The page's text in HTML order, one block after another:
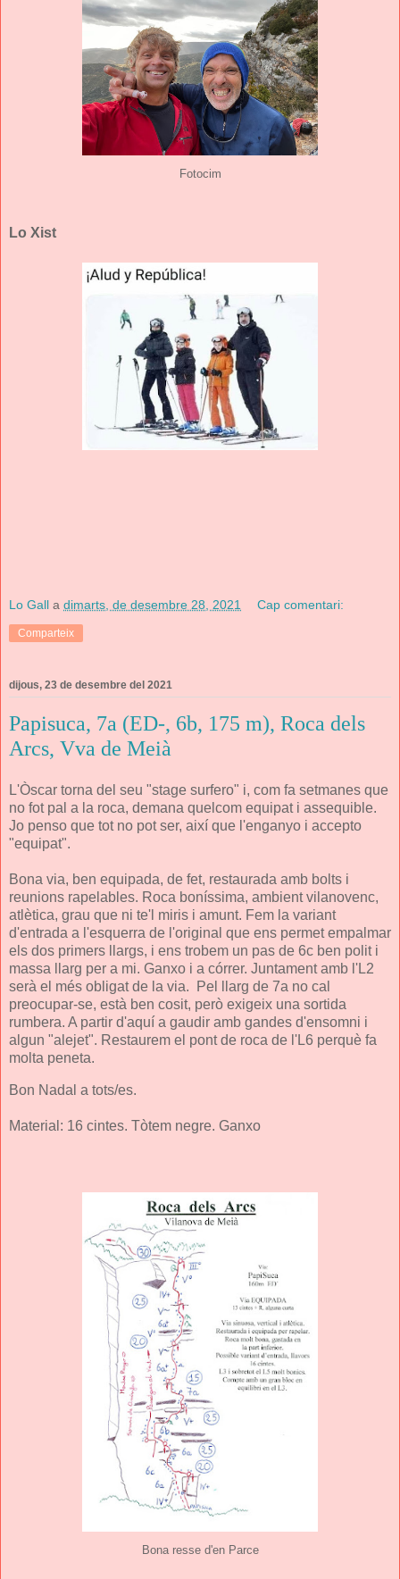
Fotocim
Lo Xist
Lo Gall a dimarts, de desembre 28, 2021 Cap comentari:
Comparteix
dijous, 23 de desembre del 2021
Papisuca, 7a (ED-, 6b, 175 m), Roca dels
Arcs, Vva de Meià
L'Òscar torna del seu "stage surfero" i, com fa setmanes que
no fot pal a la roca, demana quelcom equipat i assequible.
Jo penso que tot no pot ser, així que l'enganyo i accepto
"equipat".
Bona via, ben equipada, de fet, restaurada amb bolts i
reunions rapelables. Roca boníssima, ambient vilanovenc,
atlètica, grau que ni te'l miris i amunt. Fem la variant
d'entrada a l'esquerra de l'original que ens permet empalmar
els dos primers llargs, i ens trobem un pas de 6c ben polit i
massa llarg per a mi. Ganxo i a córrer. Juntament amb l'L2
serà el més obligat de la via. Pel llarg de 7a no cal
preocupar-se, està ben cosit, però exigeix una sortida
rumbera. A partir d'aquí a gaudir amb gandes d'ensomni i
algun "alejet". Restaurem el pont de roca de l'L6 perquè fa
molta peneta.
Bon Nadal a tots/es.
Material: 16 cintes. Tòtem negre. Ganxo
Bona resse d'en Parce